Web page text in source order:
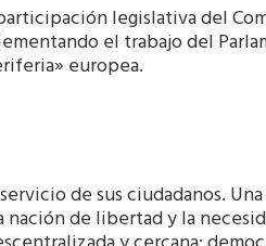
legislativa del
el trabajo del
europea.
de sus ciudadanos.
de libertad y la